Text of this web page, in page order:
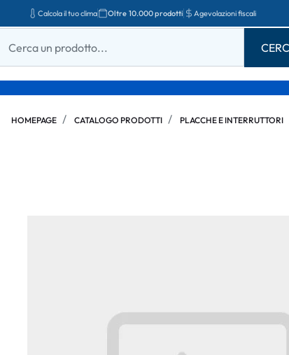
Calcola il tuo clima Oltre 10.000 prodotti Agevolazioni fiscali
HOMEPAGE CATALOGO PRODOTTI PLACCHE E INTERRUTTORI